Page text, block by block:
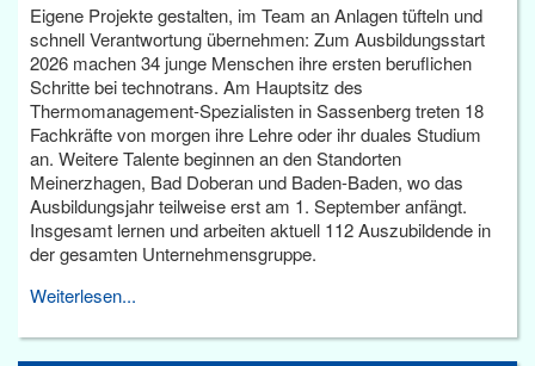
Eigene Projekte gestalten, im Team an Anlagen tüfteln und
schnell Verantwortung übernehmen: Zum Ausbildungsstart
2026 machen 34 junge Menschen ihre ersten beruflichen
Schritte bei technotrans. Am Hauptsitz des
Thermomanagement-Spezialisten in Sassenberg treten 18
Fachkräfte von morgen ihre Lehre oder ihr duales Studium
an. Weitere Talente beginnen an den Standorten
Meinerzhagen, Bad Doberan und Baden-Baden, wo das
Ausbildungsjahr teilweise erst am 1. September anfängt.
Insgesamt lernen und arbeiten aktuell 112 Auszubildende in
der gesamten Unternehmensgruppe.
Weiterlesen...